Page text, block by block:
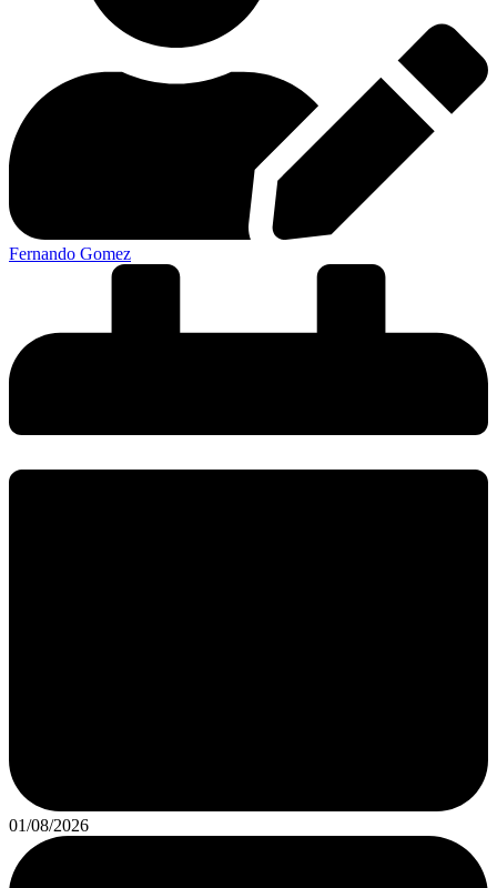
Fernando Gomez
01/08/2026